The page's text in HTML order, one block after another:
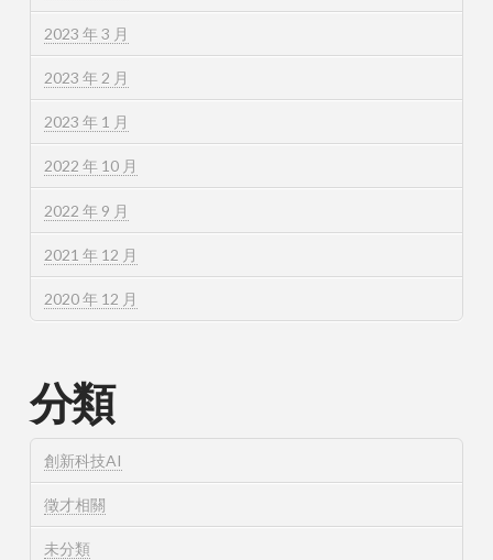
2023 年 3 月
2023 年 2 月
2023 年 1 月
2022 年 10 月
2022 年 9 月
2021 年 12 月
2020 年 12 月
分類
創新科技AI
徵才相關
未分類